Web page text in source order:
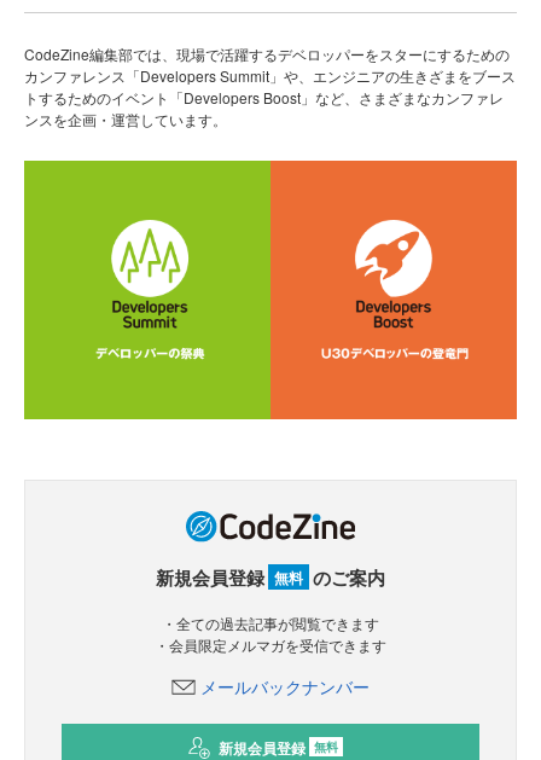
CodeZine編集部では、現場で活躍するデベロッパーをスターにするための
カンファレンス「Developers Summit」や、エンジニアの生きざまをブース
トするためのイベント「Developers Boost」など、さまざまなカンファレ
ンスを企画・運営しています。
新規会員登録 無料 のご案内
・全ての過去記事が閲覧できます
・会員限定メルマガを受信できます
メールバックナンバー
新規会員登録 無料